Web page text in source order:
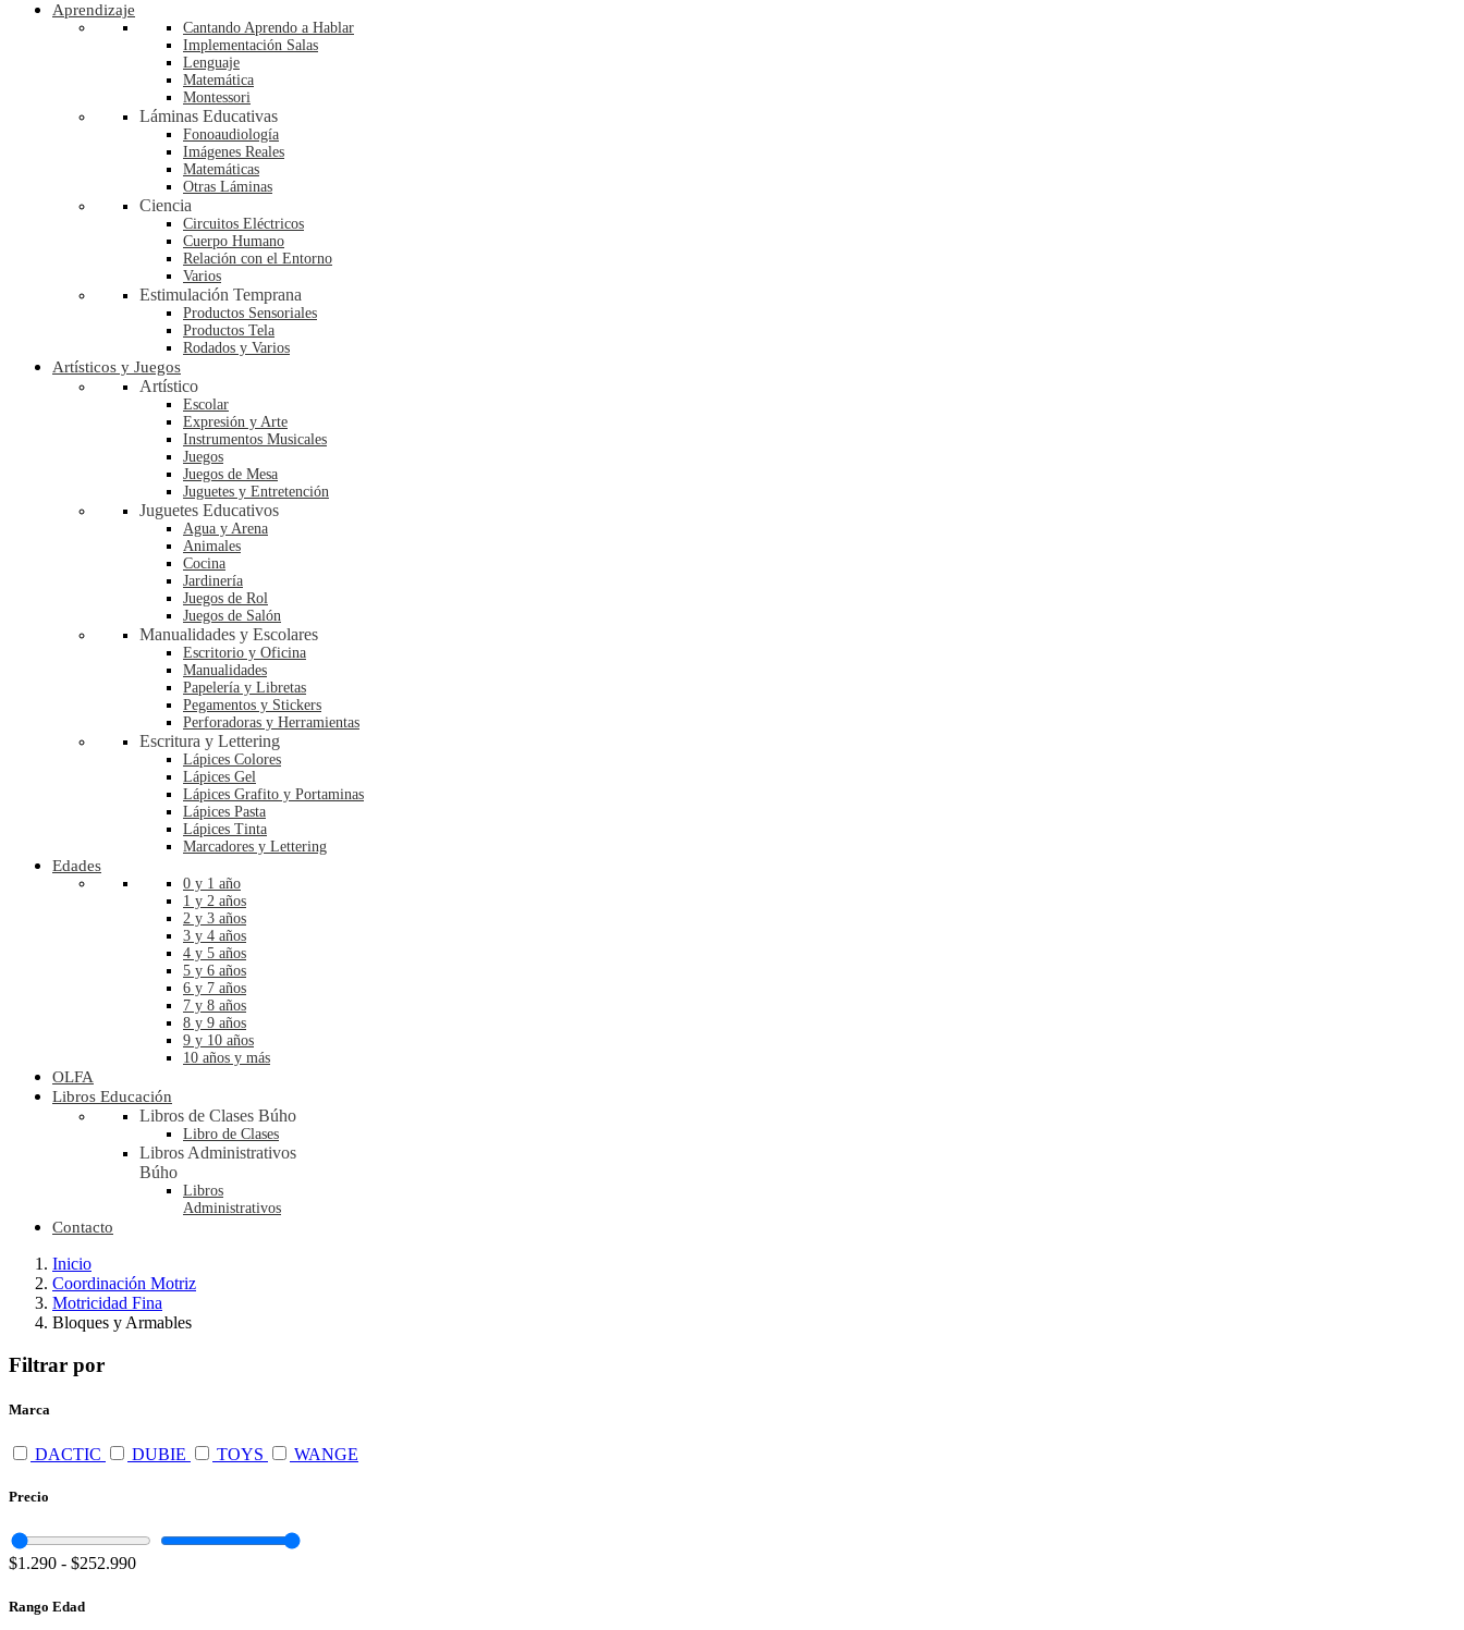
Aprendizaje
Cantando Aprendo a Hablar
Implementación Salas
Lenguaje
Matemática
Montessori
Láminas Educativas
Fonoaudiología
Imágenes Reales
Matemáticas
Otras Láminas
Ciencia
Circuitos Eléctricos
Cuerpo Humano
Relación con el Entorno
Varios
Estimulación Temprana
Productos Sensoriales
Productos Tela
Rodados y Varios
Artísticos y Juegos
Artístico
Escolar
Expresión y Arte
Instrumentos Musicales
Juegos
Juegos de Mesa
Juguetes y Entretención
Juguetes Educativos
Agua y Arena
Animales
Cocina
Jardinería
Juegos de Rol
Juegos de Salón
Manualidades y Escolares
Escritorio y Oficina
Manualidades
Papelería y Libretas
Pegamentos y Stickers
Perforadoras y Herramientas
Escritura y Lettering
Lápices Colores
Lápices Gel
Lápices Grafito y Portaminas
Lápices Pasta
Lápices Tinta
Marcadores y Lettering
Edades
0 y 1 año
1 y 2 años
2 y 3 años
3 y 4 años
4 y 5 años
5 y 6 años
6 y 7 años
7 y 8 años
8 y 9 años
9 y 10 años
10 años y más
OLFA
Libros Educación
Libros de Clases Búho
Libro de Clases
Libros Administrativos
Búho
Libros
Administrativos
Contacto
Inicio
Coordinación Motriz
Motricidad Fina
Bloques y Armables
Filtrar por
Marca
DACTIC DUBIE TOYS WANGE
Precio
$1.290 - $252.990
Rango Edad